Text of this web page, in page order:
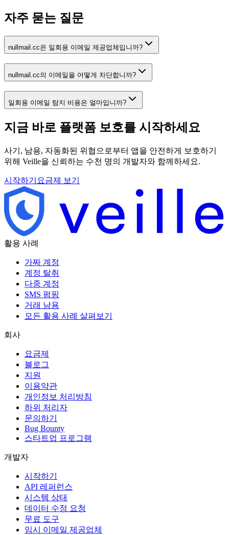
자주 묻는 질문
nullmail.cc은 일회용 이메일 제공업체입니까?
nullmail.cc의 이메일을 어떻게 차단합니까?
일회용 이메일 탐지 비용은 얼마입니까?
지금 바로 플랫폼 보호를 시작하세요
사기, 남용, 자동화된 위협으로부터 앱을 안전하게 보호하기
위해 Veille을 신뢰하는 수천 명의 개발자와 함께하세요.
시작하기 요금제 보기
활용 사례
가짜 계정
계정 탈취
다중 계정
SMS 펌핑
거래 남용
모든 활용 사례 살펴보기
회사
요금제
블로그
지원
이용약관
개인정보 처리방침
하위 처리자
문의하기
Bug Bounty
스타트업 프로그램
개발자
시작하기
API 레퍼런스
시스템 상태
데이터 수정 요청
무료 도구
임시 이메일 제공업체